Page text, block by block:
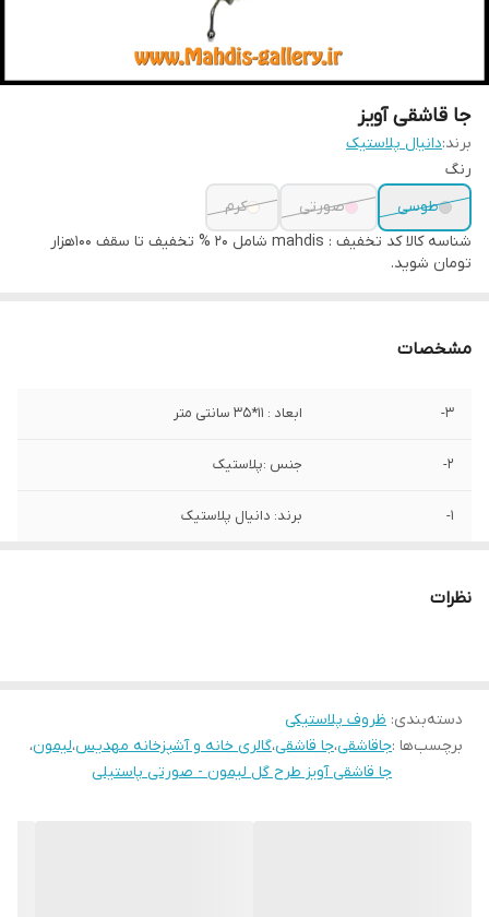
جا قاشقی آویز
برند:دانیال پلاستیک
رنگ
طوسی
صورتی
کرم
شناسه کالا
کد تخفیف : mahdis شامل 20 % تخفیف تا سقف 100هزار
تومان شوید.
مشخصات
3- ابعاد : 11*35 سانتی متر
2- جنس :پلاستیک
1- برند: دانیال پلاستیک
نظرات
دسته‌بندی: ظروف پلاستیکی
برچسب‌ها :جاقاشقی،جا قاشقی،گالری خانه و آشپزخانه مهدیس،لیمون،
جا قاشقی آویز طرح گل لیمون - صورتی پاستیلی